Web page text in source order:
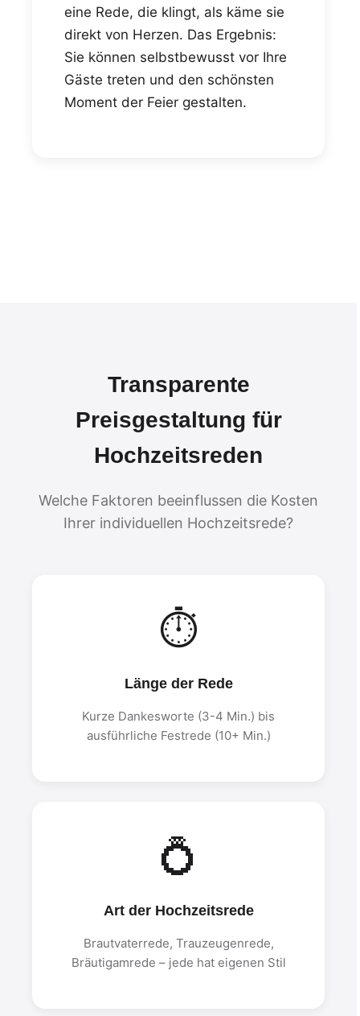
eine Rede, die klingt, als käme sie
direkt von Herzen. Das Ergebnis:
Sie können selbstbewusst vor Ihre
Gäste treten und den schönsten
Moment der Feier gestalten.
Transparente
Preisgestaltung für
Hochzeitsreden
Welche Faktoren beeinflussen die Kosten
Ihrer individuellen Hochzeitsrede?
⏱️
Länge der Rede
Kurze Dankesworte (3-4 Min.) bis
ausführliche Festrede (10+ Min.)
💍
Art der Hochzeitsrede
Brautvaterrede, Trauzeugenrede,
Bräutigamrede – jede hat eigenen Stil